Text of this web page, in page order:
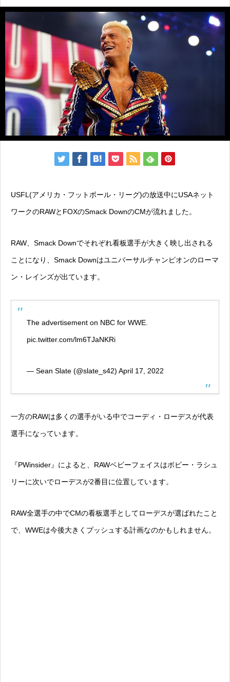
USFL(アメリカ・フットボール・リーグ)の放送中にUSAネット
ワークのRAWとFOXのSmack DownのCMが流れました。
RAW、Smack Downでそれぞれ看板選手が大きく映し出される
ことになり、Smack Downはユニバーサルチャンピオンのローマ
ン・レインズが出ています。
The advertisement on NBC for WWE.
pic.twitter.com/lm6TJaNKRi
— Sean Slate (@slate_s42) April 17, 2022
一方のRAWは多くの選手がいる中でコーディ・ローデスが代表
選手になっています。
『PWinsider』によると、RAWベビーフェイスはボビー・ラシュ
リーに次いでローデスが2番目に位置しています。
RAW全選手の中でCMの看板選手としてローデスが選ばれたこと
で、WWEは今後大きくプッシュする計画なのかもしれません。